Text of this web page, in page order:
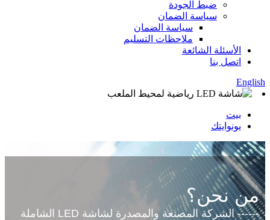
ضبط الجودة
سياسة الضمان
سياسة الضمان
ملاحظات التسليم
الأسئلة الشائعة
اتصل بنا
English
بيت
يونوايتك
من نحن؟
------ الشركة المصنعة والمصدرة لشاشة LED الشاملة